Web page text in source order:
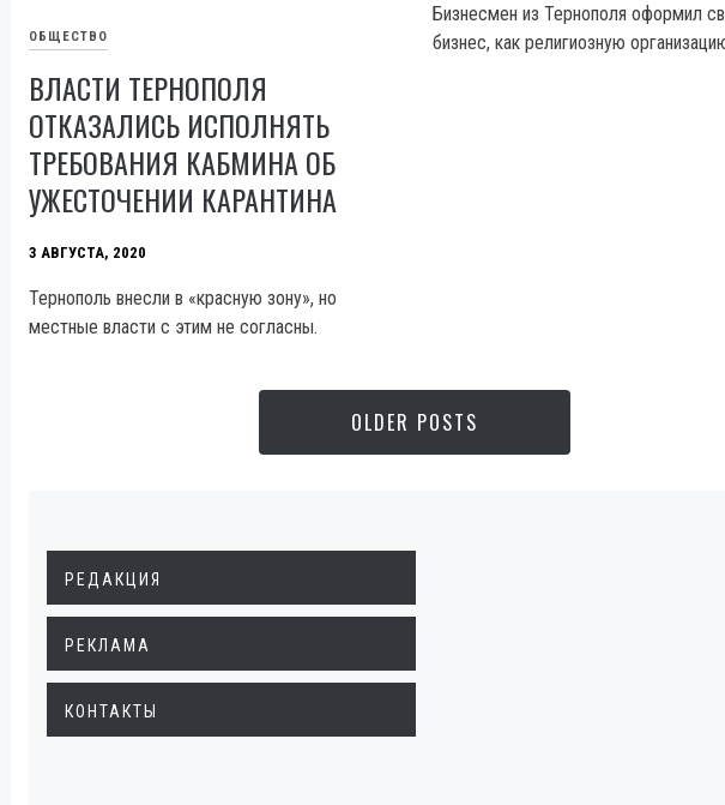
Бизнесмен из Тернополя оформил
бизнес, как религиозную
ОБЩЕСТВО
ВЛАСТИ ТЕРНОПОЛЯ
ОТКАЗАЛИСЬ ИСПОЛНЯТЬ
ТРЕБОВАНИЯ КАБМИНА ОБ
УЖЕСТОЧЕНИИ КАРАНТИНА
3 АВГУСТА, 2020
Тернополь внесли в «красную зону», но
местные власти с этим не согласны.
OLDER POSTS
РЕДАКЦИЯ
РЕКЛАМА
КОНТАКТЫ